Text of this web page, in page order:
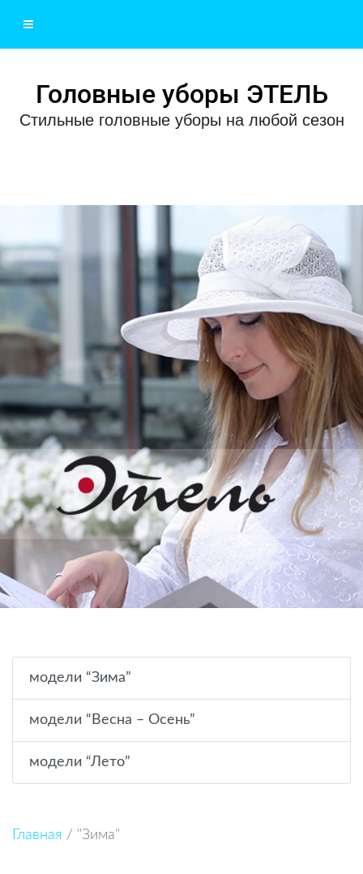
Головные уборы ЭТЕЛЬ
Стильные головные уборы на любой сезон
модели “Зима”
модели “Весна – Осень”
модели “Лето”
Главная / "Зима"